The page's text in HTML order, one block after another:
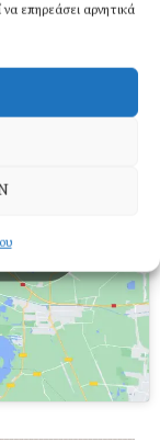
επηρεάσει αρνητικά
το